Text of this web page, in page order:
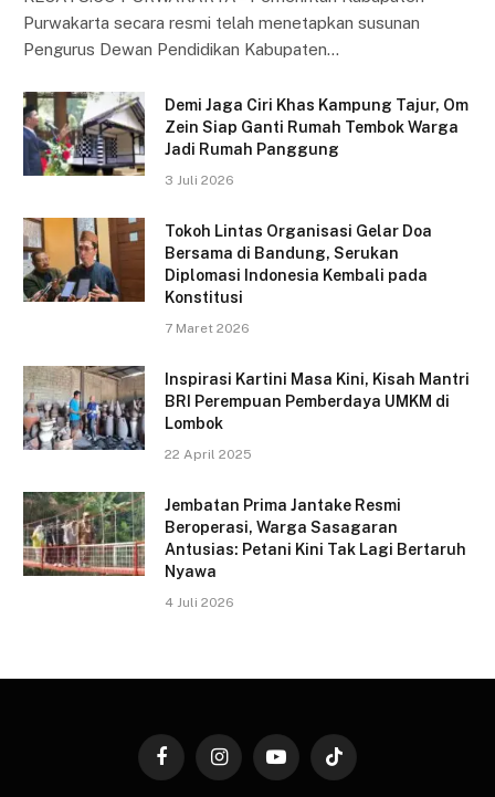
Purwakarta secara resmi telah menetapkan susunan
Pengurus Dewan Pendidikan Kabupaten…
Demi Jaga Ciri Khas Kampung Tajur, Om
Zein Siap Ganti Rumah Tembok Warga
Jadi Rumah Panggung
3 Juli 2026
Tokoh Lintas Organisasi Gelar Doa
Bersama di Bandung, Serukan
Diplomasi Indonesia Kembali pada
Konstitusi
7 Maret 2026
Inspirasi Kartini Masa Kini, Kisah Mantri
BRI Perempuan Pemberdaya UMKM di
Lombok
22 April 2025
Jembatan Prima Jantake Resmi
Beroperasi, Warga Sasagaran
Antusias: Petani Kini Tak Lagi Bertaruh
Nyawa
4 Juli 2026
FacebookInstagramYouTubeTikTok